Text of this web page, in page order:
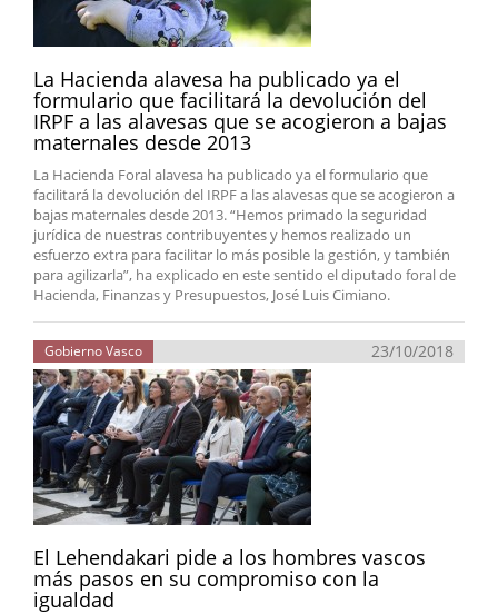
La Hacienda alavesa ha publicado ya el
formulario que facilitará la devolución del
IRPF a las alavesas que se acogieron a bajas
maternales desde 2013
La Hacienda Foral alavesa ha publicado ya el formulario que
facilitará la devolución del IRPF a las alavesas que se acogieron a
bajas maternales desde 2013. “Hemos primado la seguridad
jurídica de nuestras contribuyentes y hemos realizado un
esfuerzo extra para facilitar lo más posible la gestión, y también
para agilizarla”, ha explicado en este sentido el diputado foral de
Hacienda, Finanzas y Presupuestos, José Luis Cimiano.
Gobierno Vasco 23/10/2018
El Lehendakari pide a los hombres vascos
más pasos en su compromiso con la
igualdad